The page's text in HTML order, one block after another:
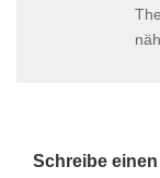
Schreibe